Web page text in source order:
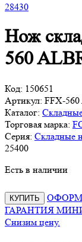
28430
Нож
560
Код: 150651
Артикул: FFX-
Каталог:
Торговая марка:
Серия: Складные
25400
Есть в наличии
КУПИТЬ
ГАРАНТИЯ
Снизим цену.